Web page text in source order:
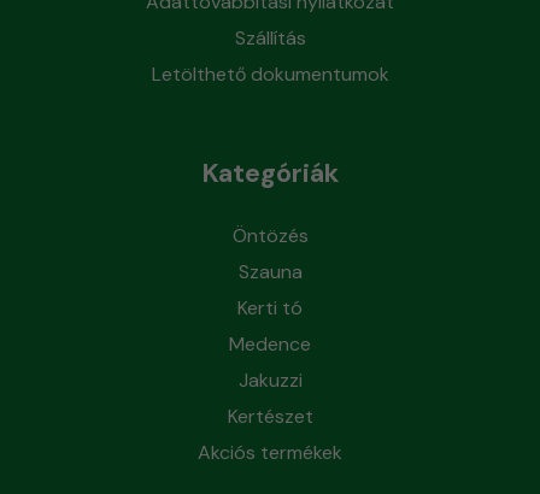
Szállítás
Letölthető dokumentumok
Kategóriák
Öntözés
Szauna
Kerti tó
Medence
Jakuzzi
Kertészet
Akciós termékek